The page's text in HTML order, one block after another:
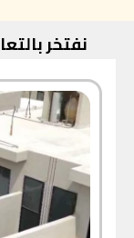
نفتخر